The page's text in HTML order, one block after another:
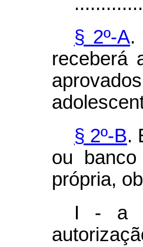
§ 2º-A.
receberá
§ 2º-B.
ou
própria,
I - a